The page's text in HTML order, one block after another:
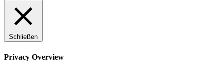
Schließen
Privacy Overview